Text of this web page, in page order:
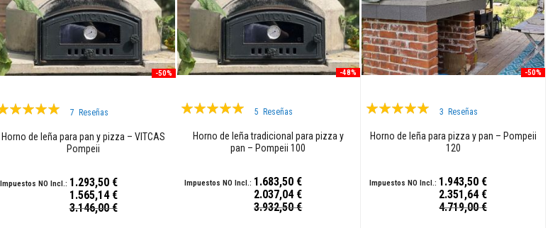
-50%
Valoración:
7 Reseñas
Horno de leña para pan y pizza – VITCAS
Pompeii
1.565,14 €
1.293,50 €
3.146,00 €
-48%
Valoración:
5Reseñas
Horno de leña tradicional para pizza y
pan – Pompeii 100
2.037,04 €
1.683,50 €
3.932,50 €
-50%
Valoración:
3Reseñas
Horno de leña para pizza y pan – Pompeii
120
2.351,64 €
1.943,50 €
4.719,00 €